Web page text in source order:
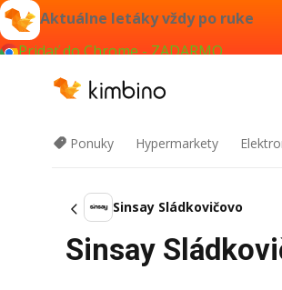
Aktuálne letáky vždy po ruke
Pridať do Chrome - ZADARMO
Ponuky Hypermarkety
Sinsay Sládkovičovo
Sinsay